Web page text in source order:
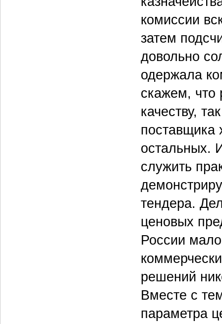
комиссии
затем
довольно
одержала
скажем, что
качеству,
поставщика
остальных.
служить
тендера.
ценовых
России
решений
Вместе с
параметра